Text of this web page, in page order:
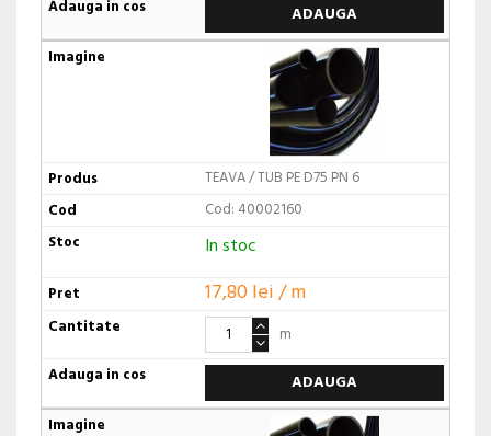
ADAUGA
TEAVA / TUB PE D75 PN 6
Cod: 40002160
In stoc
17,80 lei / m
m
ADAUGA